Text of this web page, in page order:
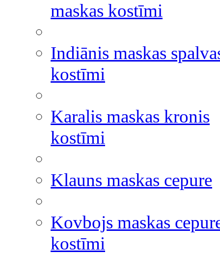
maskas kostīmi
Indiānis maskas
kostīmi
Karalis maskas kronis
kostīmi
Klauns maskas cepure
Kovbojs maskas
kostīmi